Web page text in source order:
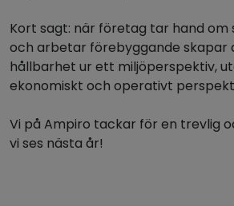
Kort sagt: när företag tar hand om
och arbetar förebyggande skapar
hållbarhet ur ett miljöperspektiv,
ekonomiskt och operativt
Vi på Ampiro tackar för en trevlig
vi ses nästa år!